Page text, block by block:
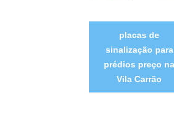
placas de
sinalização para
prédios preço na
Vila Carrão